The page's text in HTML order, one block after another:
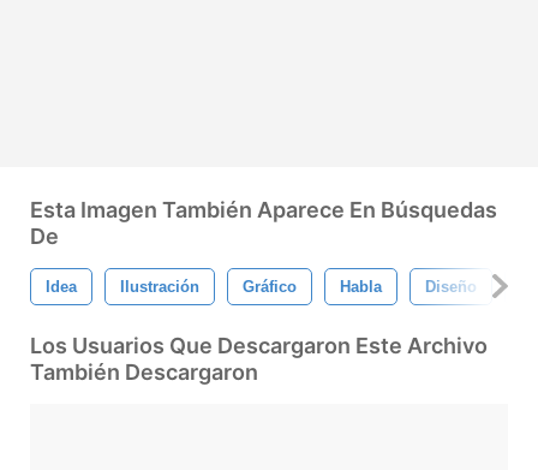
Esta Imagen También Aparece En Búsquedas
De
Idea Ilustración Gráfico Habla Diseño
Los Usuarios Que Descargaron Este Archivo
También Descargaron